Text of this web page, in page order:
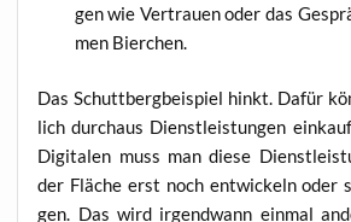
gen wie Ver­trau­en oder das
men Bierchen.
Das Schutt­berg­bei­spiel hinkt. Dafür
lich durch­aus Dienst­leis­tun­gen
Digi­ta­len muss man die­se
der Flä­che erst noch ent­wi­ckeln oder
gen. Das wird irgend­wann ein­mal